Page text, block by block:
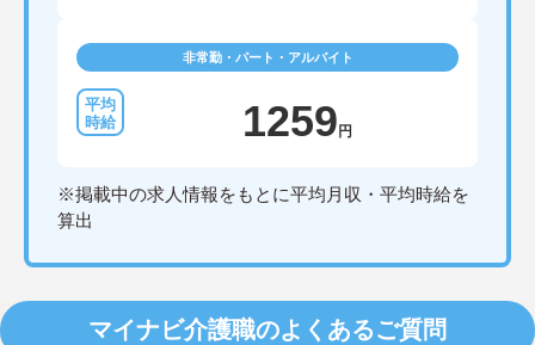
非常勤・パート・アルバイト
1259 円
※掲載中の求人情報をもとに平均月収・平均時給を
算出
マイナビ介護職のよくあるご質問